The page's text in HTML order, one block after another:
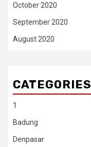
October 2020
September 2020
August 2020
CATEGORIES
1
Badung
Denpasar